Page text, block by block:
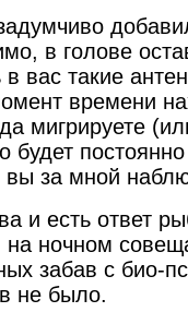
в голове
вас такие
времени
мигрируете
за мной
и есть ответ
на ночном
забав с био-
не было.